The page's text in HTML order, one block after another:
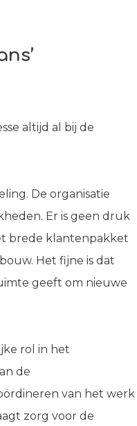
altijd al bij de
De organisatie
Er is geen druk
brede klantenpakket
Het fijne is dat
geeft om nieuwe
rol in het
de
van het werk
zorg voor de